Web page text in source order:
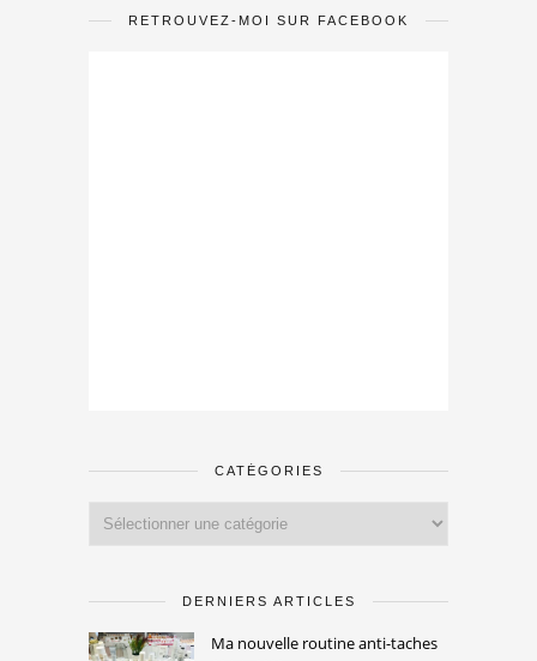
RETROUVEZ-MOI SUR FACEBOOK
CATÉGORIES
DERNIERS ARTICLES
Ma nouvelle routine anti-taches